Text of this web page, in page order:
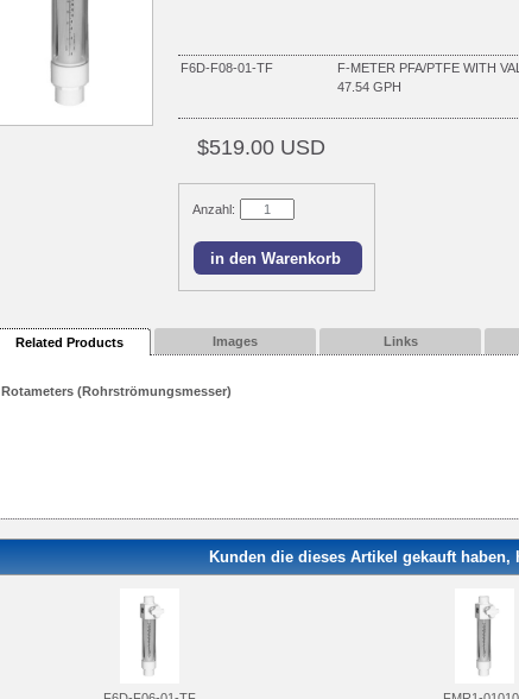
F6D-F08-01-TF
F-METER PFA/PTFE WITH
47.54 GPH
$519.00 USD
Anzahl:
Related Products Images Links
Rotameters (Rohrströmungsmesser)
Kunden die dieses Artikel gekauft haben,